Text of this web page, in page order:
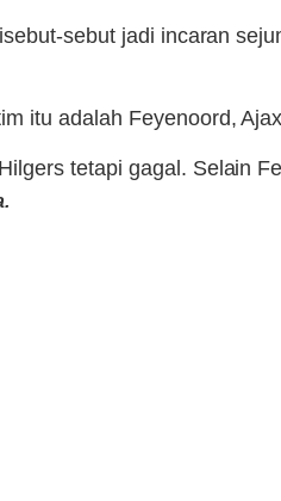
sebut jadi incaran
itu adalah Feyenoord,
tetapi gagal. Selain